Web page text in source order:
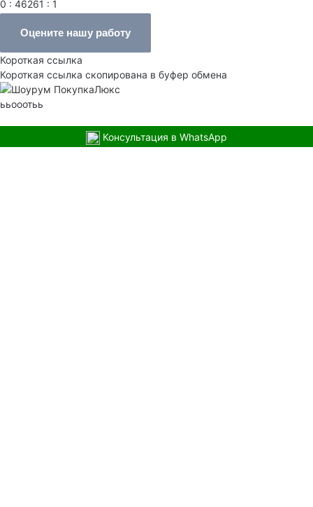
0 : 46261 : 1
Оцените нашу работу
Короткая ссылка
Короткая ссылка скопирована в буфер обмена
ььооотьь
Консультация в WhatsApp